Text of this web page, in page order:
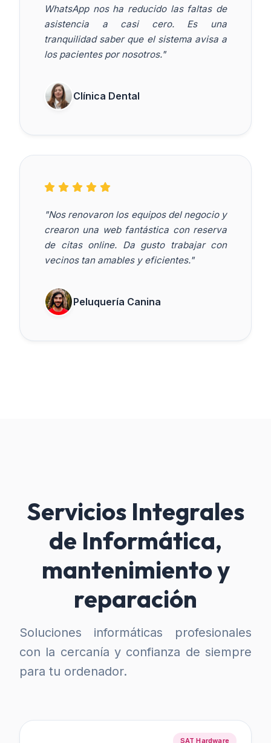
WhatsApp nos ha reducido las faltas de
asistencia a casi cero. Es una
tranquilidad saber que el sistema avisa a
los pacientes por nosotros."
Clínica Dental
"Nos renovaron los equipos del negocio y
crearon una web fantástica con reserva
de citas online. Da gusto trabajar con
vecinos tan amables y eficientes."
Peluquería Canina
Servicios Integrales
de Informática,
mantenimiento y
reparación
Soluciones informáticas profesionales
con la cercanía y confianza de siempre
para tu ordenador.
SAT Hardware